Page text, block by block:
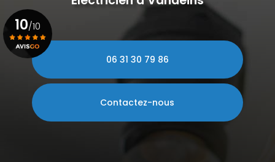
06 31 30 79 86
Contactez-nous
10/10
Voir le certificat